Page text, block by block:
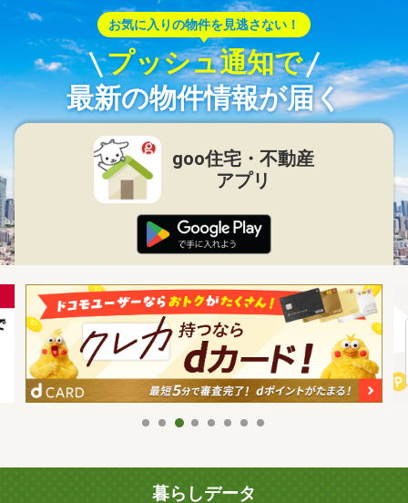
お気に入りの物件を見逃さない！
プッシュ通知で
最新の物件情報が届く
goo住宅・不動産
アプリ
暮らしデータ